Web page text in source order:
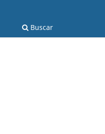
Buscar